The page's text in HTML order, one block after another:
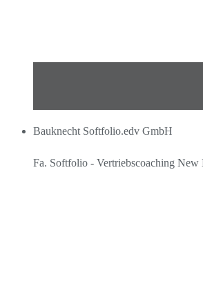
Bauknecht Softfolio.edv GmbH
Fa. Softfolio - Vertriebscoaching New